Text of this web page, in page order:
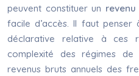
peuvent constituer un
facile d’accès. Il faut
déclarative relative à ces
complexité des régimes de
revenus bruts annuels des